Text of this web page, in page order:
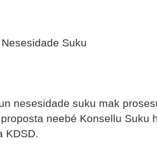
Suku
nesesidade suku mak
neebé Konsellu Suku
KDSD.